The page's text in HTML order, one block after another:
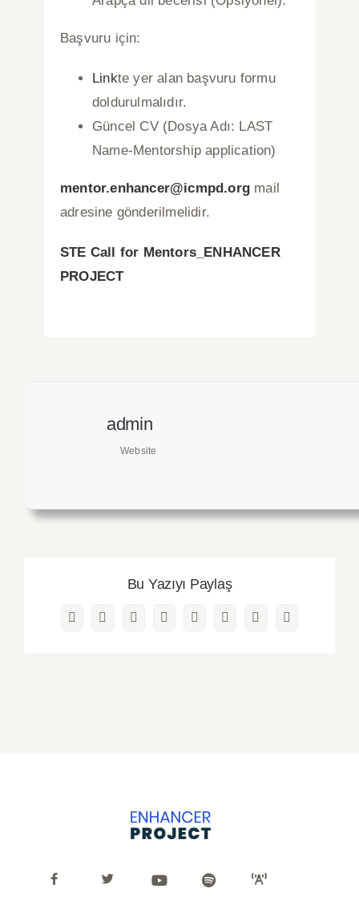
Başvuru için:
Linkte yer alan başvuru formu
doldurulmalıdır.
Güncel CV (Dosya Adı: LAST
Name-Mentorship application)
mentor.enhancer@icmpd.orgmail
adresine gönderilmelidir.
STE Call for Mentors_ENHANCER
PROJECT
admin
Website
Bu Yazıyı Paylaş
FacebookTwitterRedditLinkedInWhatsAppPinterest
Vk
E-